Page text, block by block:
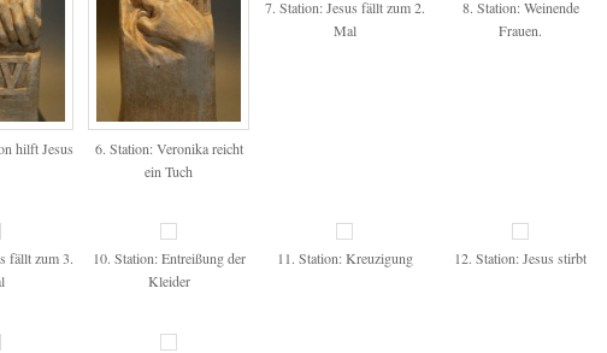
hilft Jesus
6. Station: Veronika reicht
ein Tuch
7. Station: Jesus fällt zum 2.
Mal
8. Station: Weinende
Frauen.
fällt zum 3.
10. Station: Entreißung der
Kleider
11. Station: Kreuzigung 12. Station: Jesus stirbt